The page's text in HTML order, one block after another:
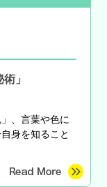
」
、言葉や色に
身を知ること